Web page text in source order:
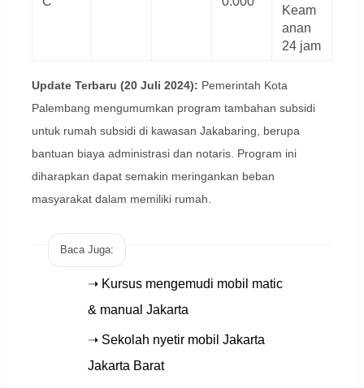
Keam
anan
24 jam
Update Terbaru (20 Juli 2024): Pemerintah Kota
Palembang mengumumkan program tambahan subsidi
untuk rumah subsidi di kawasan Jakabaring, berupa
bantuan biaya administrasi dan notaris. Program ini
diharapkan dapat semakin meringankan beban
masyarakat dalam memiliki rumah.
Baca Juga:
➝ Kursus mengemudi mobil matic
& manual Jakarta
➝ Sekolah nyetir mobil Jakarta
Jakarta Barat